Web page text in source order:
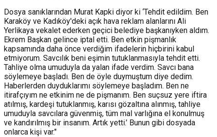
Dosya sanıklarından Murat Kapki diyor ki ‘Tehdit edildim. Ben
Karaköy ve Kadıköy'deki açık hava reklam alanlarını Ali
Yerlikaya vekalet ederken geçici belediye başkanıyken aldım.
Ekrem Başkan gelince iptal etti. Ben etkin pişmanlık
kapsamında daha önce verdiğim ifadelerin hiçbirini kabul
etmiyorum. Savcılık beni eşimin tutuklanmasıyla tehdit etti.
Tahliye olma umuduyla da yalan ifade verdim. Savcı bana
söylemeye başladı. Ben de öyle duymuştum diye dedim.
Haberlerden duyduklarımı söylemeye başladım. Ben ne
itirafçıyım ne etkinim ne de pişmanım. Ben suçsuz yere iftira
atılmış, kardeşi tutuklanmış, karısı gözaltına alınmış, tahliye
umuduyla savcılara güvenmiş, tüm mal varlığına el konulmuş
ve kandırılmış bir insanım. Artık yetti.’ Bunun gibi dosyada
onlarca kişi var."